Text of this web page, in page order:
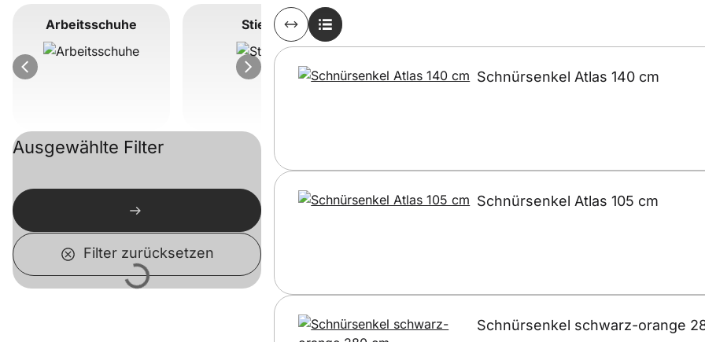
Unterkategorie auswählen
Artikel überspringen
Arbeitsschuhe Stiefel
Lädt
Ausgewählte Filter
Filter zurücksetzen
Schnürsenkel Atlas 140 cm
Schnürsenkel Atlas 105 cm
Schnürsenkel schwarz-orange